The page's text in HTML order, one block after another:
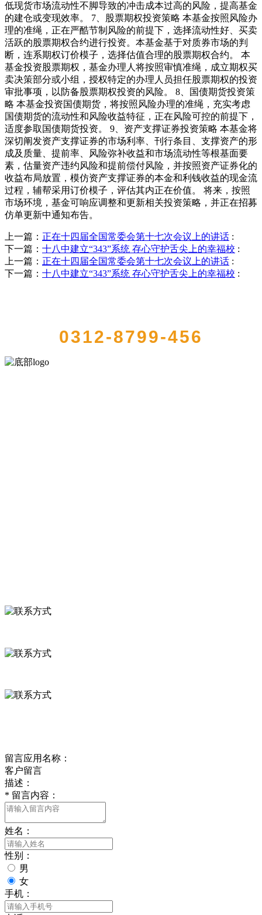
低现货市场流动性不脚导致的冲击成本过高的风险，提高基金
的建仓或变现效率。 7、股票期权投资策略 本基金按照风险办
理的准绳，正在严酷节制风险的前提下，选择流动性好、买卖
活跃的股票期权合约进行投资。本基金基于对质券市场的判
断，连系期权订价模子，选择估值合理的股票期权合约。 本
基金投资股票期权，基金办理人将按照审慎准绳，成立期权买
卖决策部分或小组，授权特定的办理人员担任股票期权的投资
审批事项，以防备股票期权投资的风险。 8、国债期货投资策
略 本基金投资国债期货，将按照风险办理的准绳，充实考虑
国债期货的流动性和风险收益特征，正在风险可控的前提下，
适度参取国债期货投资。 9、资产支撑证券投资策略 本基金将
深切阐发资产支撑证券的市场利率、刊行条目、支撑资产的形
成及质量、提前率、风险弥补收益和市场流动性等根基面要
素，估量资产违约风险和提前偿付风险，并按照资产证券化的
收益布局放置，模仿资产支撑证券的本金和利钱收益的现金流
过程，辅帮采用订价模子，评估其内正在价值。 将来，按照
市场环境，基金可响应调整和更新相关投资策略，并正在招募
仿单更新中通知布告。
上一篇： 正在十四届全国常委会第十七次会议上的讲话 :
下一篇： 十八中建立“343”系统 存心守护舌尖上的幸福校 :
上一篇： 正在十四届全国常委会第十七次会议上的讲话 :
下一篇： 十八中建立“343”系统 存心守护舌尖上的幸福校 :
0312-8799-456
留言应用名称：
客户留言
描述：
* 留言内容：
姓名：
性别：
男
女
手机：